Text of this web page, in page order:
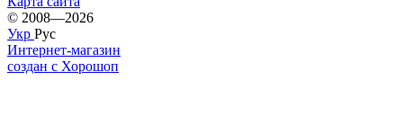
© 2008—2026
Укр Рус
Интернет-магазин
создан с Хорошоп